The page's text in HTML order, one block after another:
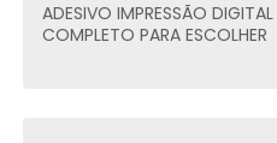
ADESIVO IMPRESSÃO DIGITAL EM SÃO PAULO: GUIA
COMPLETO PARA ESCOLHER